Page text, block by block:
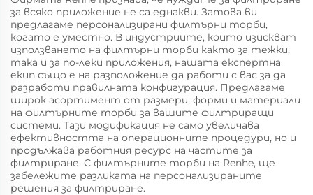
за всяко приложение не са еднакви. Затова ви
предлагаме персонализирани филтърни торби,
когато е уместно. В индустриите, които изискват
използването на филтърни торби както за тежки,
така и за по-леки приложения, нашата експертна
екип също е на разположение да работи с вас за да
разработи правилната конфигурация. Предлагаме
широк асортимент от размери, форми и материали
на филтърните торби за вашите филтриращи
системи. Тази модификация не само увеличава
ефективността на операционните процедури, но и
продължава работния ресурс на частите за
филтриране. С филтърните торби на Renhe, ще
забележите разликата на персонализираните
решения за филтриране.